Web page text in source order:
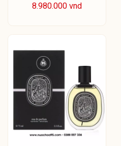
8.980.000 vnd